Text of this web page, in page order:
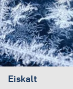
Eiskalt